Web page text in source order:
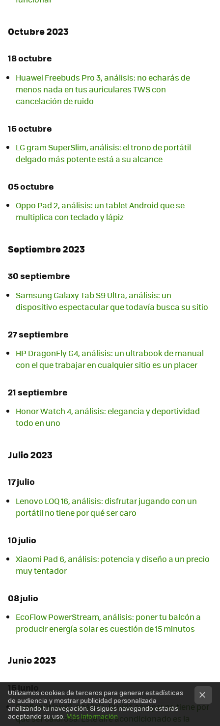
Octubre 2023
18 octubre
Huawei Freebuds Pro 3, análisis: no echarás de
menos nada en tus auriculares TWS con
cancelación de ruido
16 octubre
LG gram SuperSlim, análisis: el trono de portátil
delgado más potente está a su alcance
05 octubre
Oppo Pad 2, análisis: un tablet Android que se
multiplica con teclado y lápiz
Septiembre 2023
30 septiembre
Samsung Galaxy Tab S9 Ultra, análisis: un
dispositivo espectacular que todavía busca su sitio
27 septiembre
HP DragonFly G4, análisis: un ultrabook de manual
con el que trabajar en cualquier sitio es un placer
21 septiembre
Honor Watch 4, análisis: elegancia y deportividad
todo en uno
Julio 2023
17 julio
Lenovo LOQ 16, análisis: disfrutar jugando con un
portátil no tiene por qué ser caro
10 julio
Xiaomi Pad 6, análisis: potencia y diseño a un precio
muy tentador
08 julio
EcoFlow PowerStream, análisis: poner tu balcón a
producir energía solar es cuestión de 15 minutos
Junio 2023
16 junio
Ecoflow Wave2, análisis: la vida camper no tiene por
qué ser calurosa. Este aire acondicionado es la
Utilizamos cookies de terceros para generar estadísticas
de audiencia y mostrar publicidad personalizada
analizando tu navegación. Si sigues navegando estarás
aceptando su uso.Más información